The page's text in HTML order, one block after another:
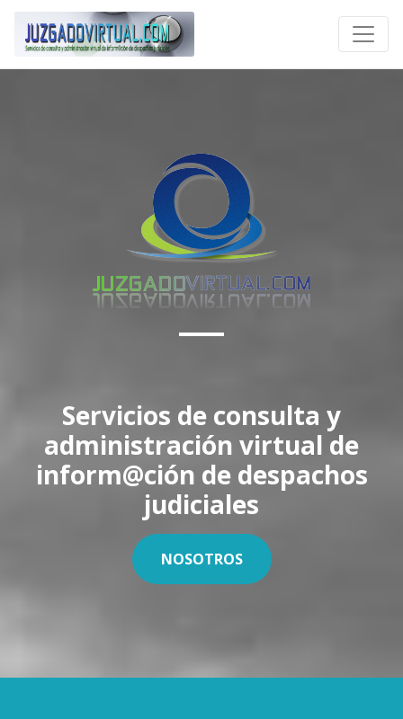
Servicios de consulta y
administración virtual de
inform@ción de despachos
judiciales
NOSOTROS